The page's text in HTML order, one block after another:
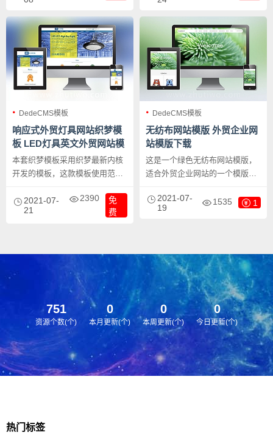
网站模板，该模板适用于外贸网
站模板、外贸通用网站源码等企
业，当然其他行业也可以做，只
需要把文字图片换成其他行业的
即可；
LED等企业，当然其他行业也可
以做，只需要把文字图片换成其
他行业的即可；响应式，同一个
后台，数据即时同步，简单适
用！附带测试数据！
DedeCMS模板
响应式外贸灯具网站织梦模
板 LED灯具英文外贸网站模
板下载
本套织梦模板采用织梦最新内核
开发的模板，这款模板使用范围
业，灯具外贸、LED灯具类的网
站都可以用该模板。做外贸的朋
2021-07-
21
2390
免
费
DedeCMS模板
无纺布网站模版 外贸企业网
站模版下载
这是一个绿色无纺布网站模版，
适合外贸企业网站的一个模版，
友下载去体验一下。无纺布网站
模版 外贸企业网站模版下载。
2021-07-
19
1535 1
751
资源个数(个)
0
本月更新(个)
0
本周更新(个)
0
今日更新(个)
热门标签